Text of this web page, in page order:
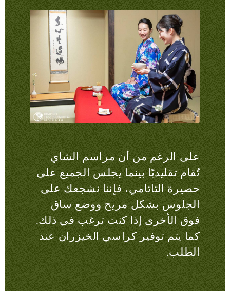
على الرغم من أن مراسم الشاي
تُقام تقليديًا بينما يجلس الجميع على
حصيرة التاتامي، فإننا نشجعك على
الجلوس بشكل مريح ووضع ساق
فوق الأخرى إذا كنت ترغب في ذلك.
كما يتم توفير كراسي الخيزران عند
الطلب.